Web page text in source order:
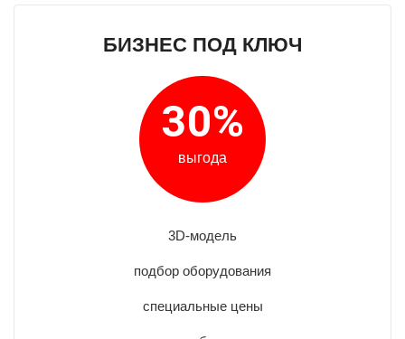
БИЗНЕС ПОД КЛЮЧ
30%
выгода
3D-модель
подбор оборудования
специальные цены